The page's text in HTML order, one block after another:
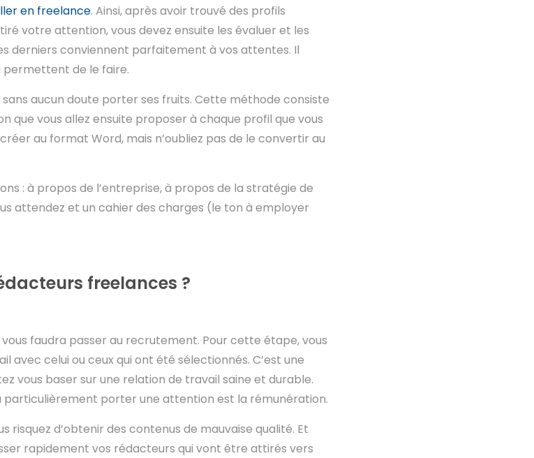
en freelance. Ainsi, après avoir trouvé des profils
votre attention, vous devez ensuite les évaluer et les
derniers conviennent parfaitement à vos attentes. Il
permettent de le faire.
aucun doute porter ses fruits. Cette méthode consiste
que vous allez ensuite proposer à chaque profil que vous
au format Word, mais n’oubliez pas de le convertir au
: à propos de l’entreprise, à propos de la stratégie de
attendez et un cahier des charges (le ton à employer
freelances ?
faudra passer au recrutement. Pour cette étape, vous
avec celui ou ceux qui ont été sélectionnés. C’est une
vous baser sur une relation de travail saine et durable.
particulièrement porter une attention est la rémunération.
risquez d’obtenir des contenus de mauvaise qualité. Et
rapidement vos rédacteurs qui vont être attirés vers